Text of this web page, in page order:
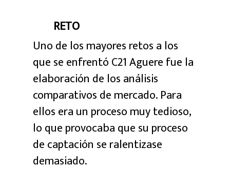
RETO
Uno de los mayores retos a los
que se enfrentó C21 Aguere fue la
elaboración de los análisis
comparativos de mercado. Para
ellos era un proceso muy tedioso,
lo que provocaba que su proceso
de captación se ralentizase
demasiado.